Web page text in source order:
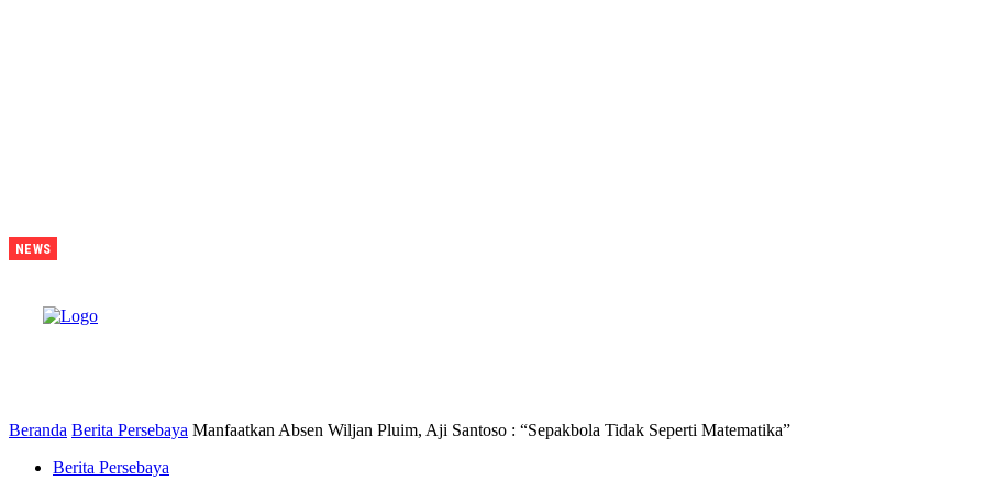
NEWS
Bonek
Bonita
Beranda Berita Persebaya Manfaatkan Absen Wiljan Pluim, Aji Santoso : “Sepakbola Tidak Seperti Matematika”
Berita Persebaya